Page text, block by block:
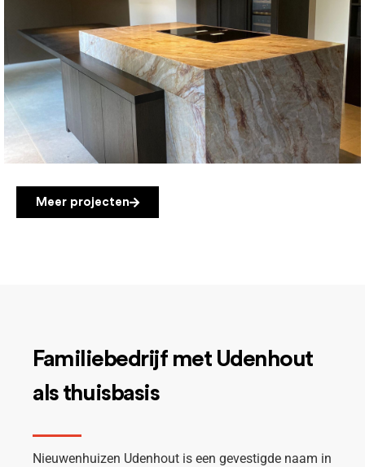
Strak en elegant
Wat ooit een gewone ruimte was, is getransformeerd tot
het kloppende hart van de woning: een plek die uitnodigt om
samen te komen. Deze keuken straalt rust en luxe uit, met
een strak lijnenspel en oog voor elk detail. Vanaf €50.000
Meer projecten
Familiebedrijf met Udenhout
als thuisbasis
Nieuwenhuizen Udenhout is een gevestigde naam in